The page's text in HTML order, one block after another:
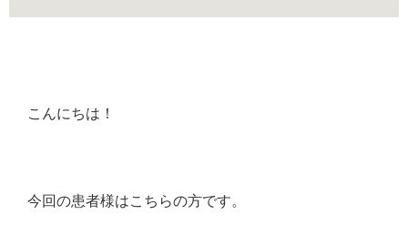
こんにちは！
今回の患者様はこちらの方です。